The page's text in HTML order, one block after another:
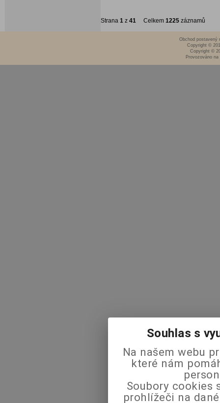
Strana 1 z 41 Celkem 1225 záznamů
Obchod postavený
Copyright ©
Copyright ©
Provozováno
Souhlas s
Na našem webu
které nám
Soubory cookies
prohlížeči na